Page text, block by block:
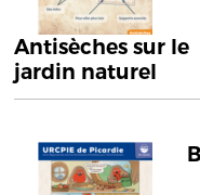
Antisèches sur le
jardin naturel